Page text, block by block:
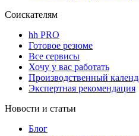
Соискателям
hh PRO
Готовое резюме
Все сервисы
Хочу у вас работать
Производственный
Экспертная рекомендация
Новости и статьи
Блог